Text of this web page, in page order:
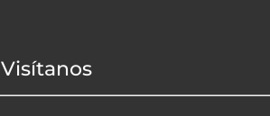
Visítanos